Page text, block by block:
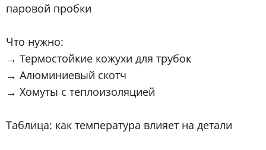
паровой пробки
Что нужно:
→ Термостойкие кожухи для трубок
→ Алюминиевый скотч
→ Хомуты с теплоизоляцией
Таблица: как температура влияет на детали